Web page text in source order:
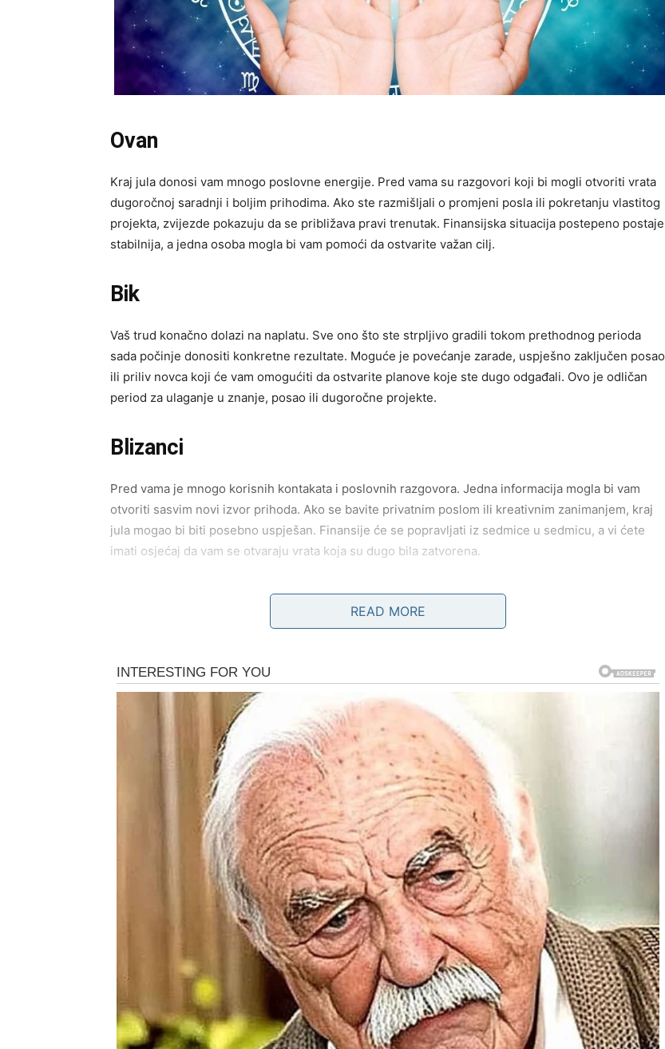
Ovan
Kraj jula donosi vam mnogo poslovne energije. Pred vama su razgovori koji bi mogli otvoriti vrata
dugoročnoj saradnji i boljim prihodima. Ako ste razmišljali o promjeni posla ili pokretanju vlastitog
projekta, zvijezde pokazuju da se približava pravi trenutak. Finansijska situacija postepeno postaje
stabilnija, a jedna osoba mogla bi vam pomoći da ostvarite važan cilj.
Bik
Vaš trud konačno dolazi na naplatu. Sve ono što ste strpljivo gradili tokom prethodnog perioda
sada počinje donositi konkretne rezultate. Moguće je povećanje zarade, uspješno zaključen posao
ili priliv novca koji će vam omogućiti da ostvarite planove koje ste dugo odgađali. Ovo je odličan
period za ulaganje u znanje, posao ili dugoročne projekte.
Blizanci
Pred vama je mnogo korisnih kontakata i poslovnih razgovora. Jedna informacija mogla bi vam
otvoriti sasvim novi izvor prihoda. Ako se bavite privatnim poslom ili kreativnim zanimanjem, kraj
jula mogao bi biti posebno uspješan. Finansije će se popravljati iz sedmice u sedmicu, a vi ćete
imati osjećaj da vam se otvaraju vrata koja su dugo bila zatvorena.
mogućnost i dodatne zarade zahvaljujući poslu koji ste ranije završili. Neko bi vam mogao vratiti
dug ili ispuniti finansijsko obećanje koje je dugo bilo na čekanju. Pametnim upravljanjem novcem
stvorit ćete odličnu osnovu za naredne mjesece.
Ovo je jedan od vaših najjačih finansijskih perioda ove godine. Vaš rad bit će primijećen, a moguće
su nagrade, bonus ili bolji poslovni uslovi. Ako planirate pokrenuti novi projekt, kraj jula donosi
veoma povoljne okolnosti. Iskoristite prilike koje vam dolaze jer bi upravo one mogle označiti
početak mnogo uspješnijeg razdoblja.
Finansijska situacija postepeno se poboljšava. Iako neće sve doći preko noći, svaki vaš potez sada
donosi dugoročnu korist. Moguće je da ćete dobiti priliku za dodatni posao ili saradnju koja će se
pokazati veoma isplativom. Budite pažljivi prilikom donošenja važnih odluka i izbjegavajte
nepotrebne troškove.
READ MORE